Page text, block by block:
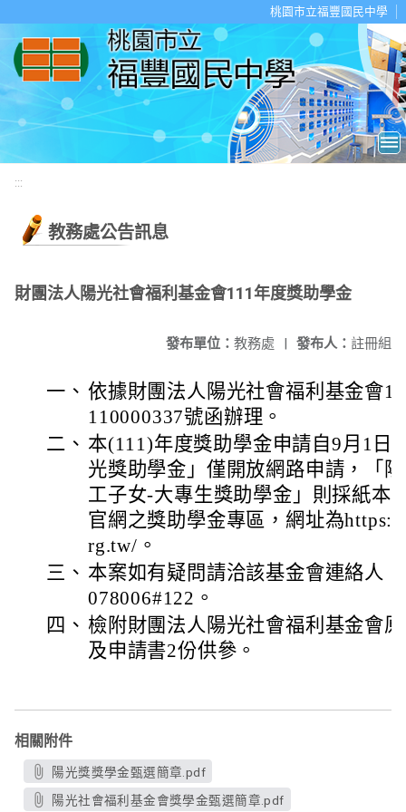
桃園市立福豐國民中學
:::
教務處公告訊息
財團法人陽光社會福利基金會111年度獎助學金
發布人： 註冊組
發布單位： 教務處 |
一、 依據財團法人陽光社會福利基金會
110000337號函辦理。
二、 本(111)年度獎助學金申請自9月1日
光獎助學金」僅開放網路申請，「
工子女-大專生獎助學金」則採紙本
官網之獎助學金專區，網址為
rg.tw/。
三、 本案如有疑問請洽該基金會連絡人
078006#122。
四、 檢附財團法人陽光社會福利基金會
及申請書2份供參。
相關附件
陽光獎獎學金甄選簡章.pdf
陽光社會福利基金會獎學金甄選簡章.pdf